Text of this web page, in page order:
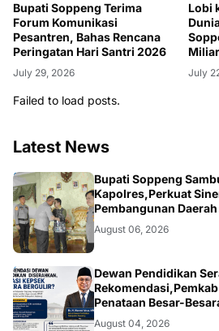
Bupati Soppeng Terima
Forum Komunikasi
Pesantren, Bahas Rencana
Peringatan Hari Santri 2026
July 29, 2026
Lobi
July
Failed to load posts.
Latest News
NEWS
Bupati Soppeng
Kapolres,Perkuat
Pembangunan
August 06, 2026
NEWS
Dewan Pendidikan
Penataan Besar-
August 04, 2026